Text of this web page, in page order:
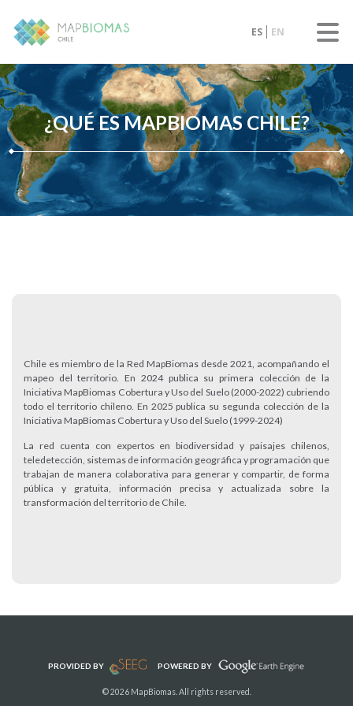
ES EN
¿QUÉ ES MAPBIOMAS CHILE?
Chile es miembro de la Red MapBiomas desde 2021, acompañando el
mapeo del territorio. En 2024 publica su primera colección de la
Iniciativa MapBiomas Cobertura y Uso del Suelo (2000-2022) cubriendo
todo el territorio chileno. En 2025 publica su segunda colección de la
Iniciativa MapBiomas Cobertura y Uso del Suelo (1999-2024)
La red cuenta con expertos en biodiversidad y paisajes chilenos,
teledetección, sistemas de información geográfica y programación que
trabajan de manera colaborativa para generar y compartir, de forma
pública y gratuita, información precisa y actualizada sobre la
transformación del territorio de Chile.
PROVIDED BY POWERED BY
© 2026 MapBiomas. All rights reserved.